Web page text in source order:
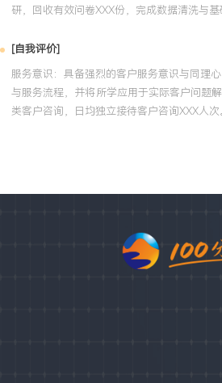
研，回收有效问卷XXX份，完成数据清洗与基
[自我评价]
服务意识：具备强烈的客户服务意识与同理
与服务流程，并将所学应用于实际客户问题
类客户咨询，日均独立接待客户咨询XXX人次